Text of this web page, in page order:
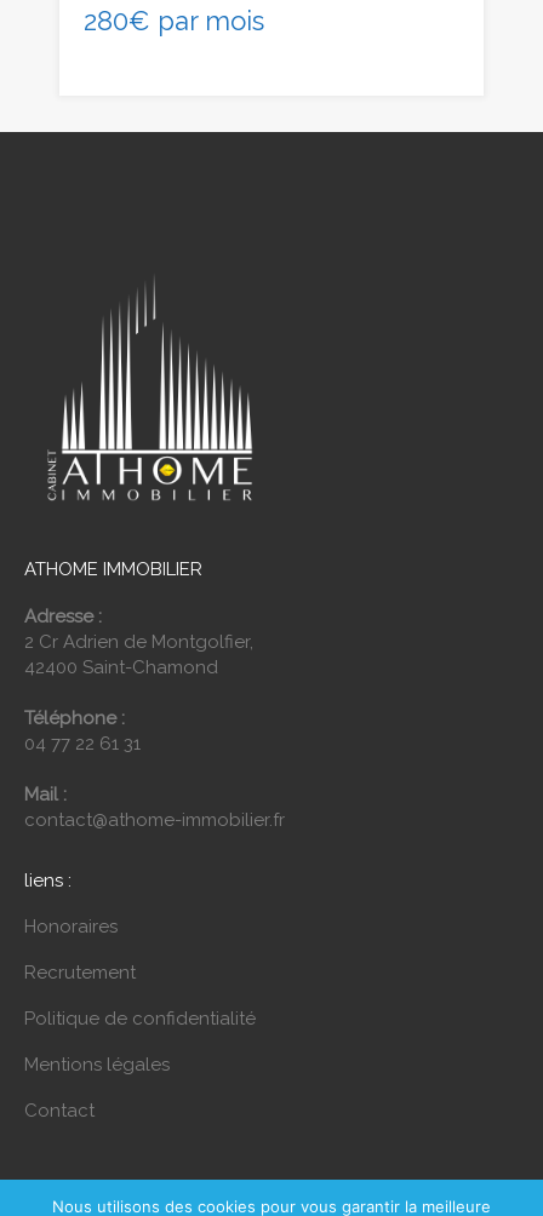
280€ par mois
ATHOME IMMOBILIER
Adresse :
2 Cr Adrien de Montgolfier,
42400 Saint-Chamond
Téléphone :
04 77 22 61 31
Mail :
contact@athome-immobilier.fr
liens :
Honoraires
Recrutement
Politique de confidentialité
Mentions légales
Contact
Nous utilisons des cookies pour vous garantir la meilleure